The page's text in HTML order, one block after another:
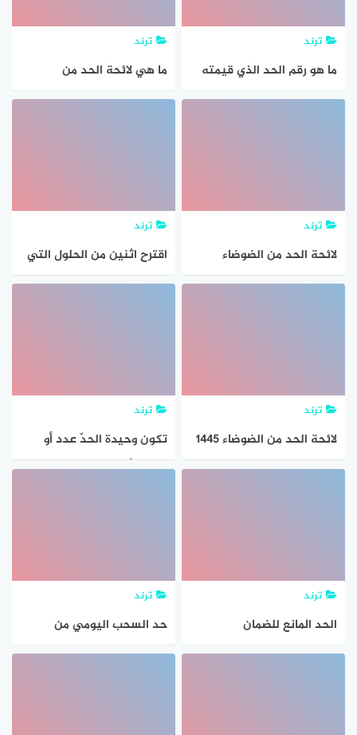
ترند
ما هو رقم الحد الذي قيمته
56 في مفكوك
ترند
ما هي لائحة الحد من
الضوضاء
ترند
لائحة الحد من الضوضاء
السعودية 1443
ترند
اقترح اثنين من الحلول التي
قد تسهم في الحد من تلوث
ترند
لائحة الحد من الضوضاء 1445
وعقوبات مخالفة لائحة
ترند
تكون وحيدة الحدّ عدد أو
متغيرآ أو حاصل ضرب عدد
ترند
الحد المانع للضمان
الاجتماعي الجديد 1445
ترند
حد السحب اليومي من
البنوك السعودية وشروط